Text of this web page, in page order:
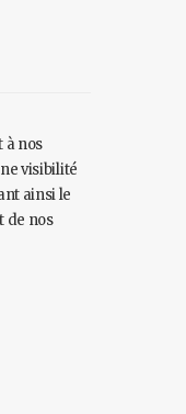
à nos
visibilité
ainsi le
de nos